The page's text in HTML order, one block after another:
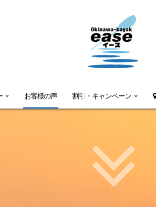
お客様の声 割引・キャンペーン